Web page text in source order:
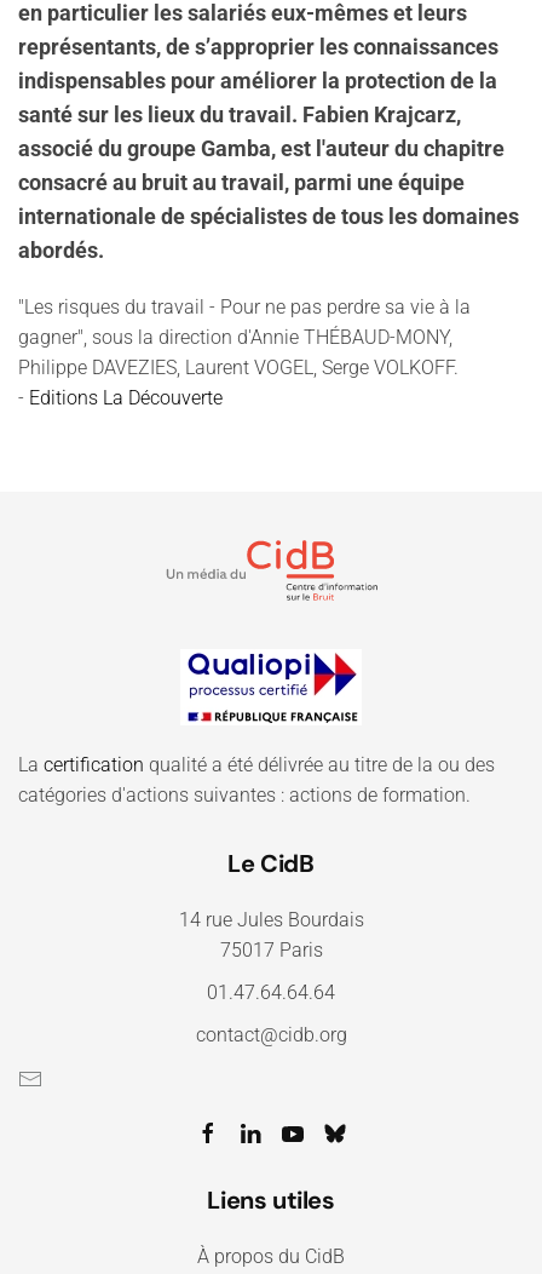
en particulier les salariés eux-mêmes et leurs
représentants, de s’approprier les connaissances
indispensables pour améliorer la protection de la
santé sur les lieux du travail. Fabien Krajcarz,
associé du groupe Gamba, est l'auteur du chapitre
consacré au bruit au travail, parmi une équipe
internationale de spécialistes de tous les domaines
abordés.
"Les risques du travail - Pour ne pas perdre sa vie à la
gagner", sous la direction d'Annie THÉBAUD-MONY,
Philippe DAVEZIES, Laurent VOGEL, Serge VOLKOFF.
- Editions La Découverte
La certification qualité a été délivrée au titre de la ou des
catégories d'actions suivantes : actions de formation.
Le CidB
14 rue Jules Bourdais
75017 Paris
01.47.64.64.64
contact@cidb.org
Liens utiles
À propos du CidB